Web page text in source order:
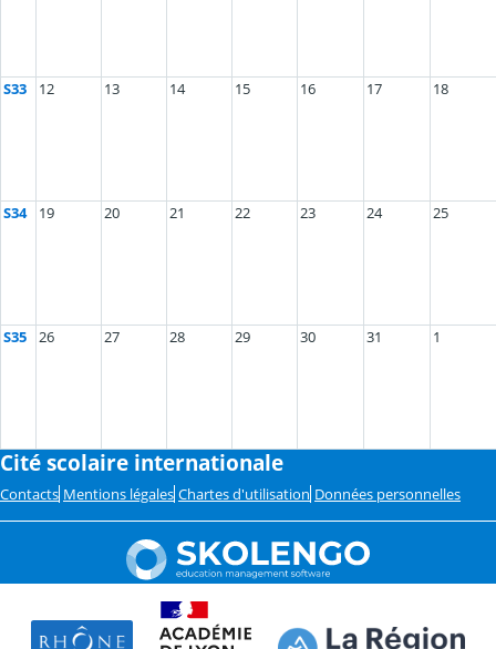
S33 12 13 14 15 16 17 18
S34 19 20 21 22 23 24 25
S35 26 27 28 29 30 31 1
Cité scolaire internationale
Contacts Mentions légales Chartes d'utilisation Données personnelles